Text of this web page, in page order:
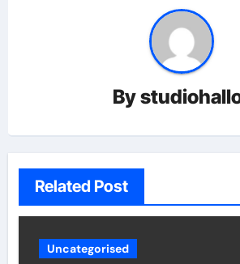
By
Related Post
Uncategorised